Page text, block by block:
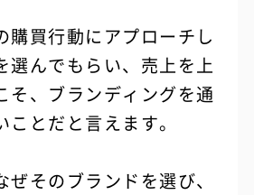
購買行動にアプローチし
選んでもらい、売上を上
そ、ブランディングを通
ことだと言えます。
そのブランドを選び、